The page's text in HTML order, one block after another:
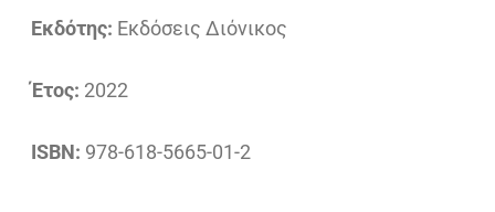
Εκδότης: Εκδόσεις Διόνικος
Έτος: 2022
ISBN: 978-618-5665-01-2